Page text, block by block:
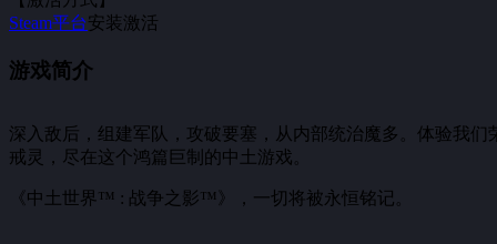
Steam平台安装激活
游戏简介
深入敌后，组建军队，攻破要塞，从内部统治魔多。体验我
戒灵，尽在这个鸿篇巨制的中土游戏。
《中土世界™ : 战争之影™》，一切将被永恒铭记。